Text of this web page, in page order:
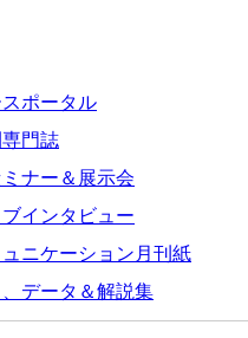
ポータル
門誌
ナー＆展示会
インタビュー
ニケーション月刊紙
データ＆解説集